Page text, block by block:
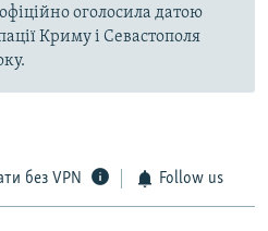
оголосила датою
Криму і Севастополя
без VPN Follow us